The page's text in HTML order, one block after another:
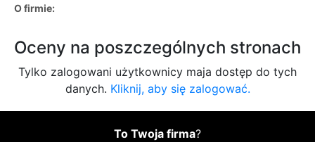
O firmie:
Oceny na poszczególnych stronach
Tylko zalogowani użytkownicy maja dostęp do tych
danych. Kliknij, aby się zalogować.
To Twoja firma?